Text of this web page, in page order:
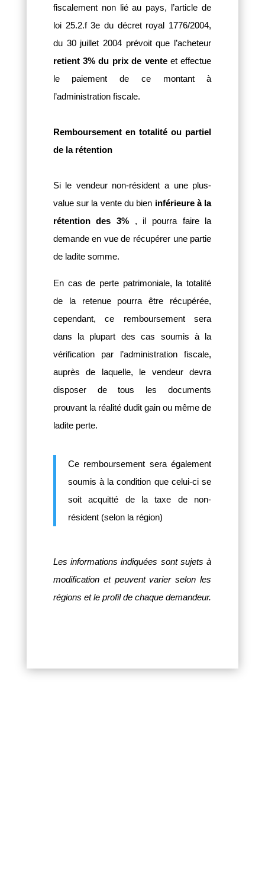
fiscalement non lié au pays, l’article de
loi 25.2.f 3e du décret royal 1776/2004,
du 30 juillet 2004 prévoit que l’acheteur
retient 3% du prix de venteet effectue
le paiement de ce montant à
l’administration fiscale.
Remboursement en totalité ou partiel
de la rétention
Si le vendeur non-résident a une plus-
value sur la vente du bien inférieure à la
rétention des 3% , il pourra faire la
demande en vue de récupérer une partie
de ladite somme.
En cas de perte patrimoniale, la totalité
de la retenue pourra être récupérée,
cependant, ce remboursement sera
dans la plupart des cas soumis à la
vérification par l’administration fiscale,
auprès de laquelle, le vendeur devra
disposer de tous les documents
prouvant la réalité dudit gain ou même de
ladite perte.
Ce remboursement sera également
soumis à la condition que celui-ci se
soit acquitté de la taxe de non-
résident (selon la région)
Les informations indiquées sont sujets à
modification et peuvent varier selon les
régions et le profil de chaque demandeur.